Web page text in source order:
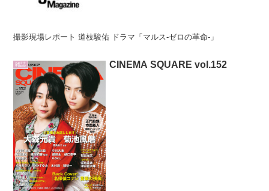
撮影現場レポート 道枝駿佑 ドラマ「マルス-ゼロの革命-」
雑誌 CINEMA SQUARE vol.152